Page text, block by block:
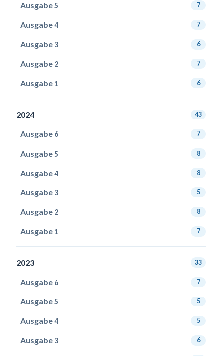
Ausgabe 5 7
Ausgabe 4 7
Ausgabe 3 6
Ausgabe 2 7
Ausgabe 1 6
2024 43
Ausgabe 6 7
Ausgabe 5 8
Ausgabe 4 8
Ausgabe 3 5
Ausgabe 2 8
Ausgabe 1 7
2023 33
Ausgabe 6 7
Ausgabe 5 5
Ausgabe 4 5
Ausgabe 3 6